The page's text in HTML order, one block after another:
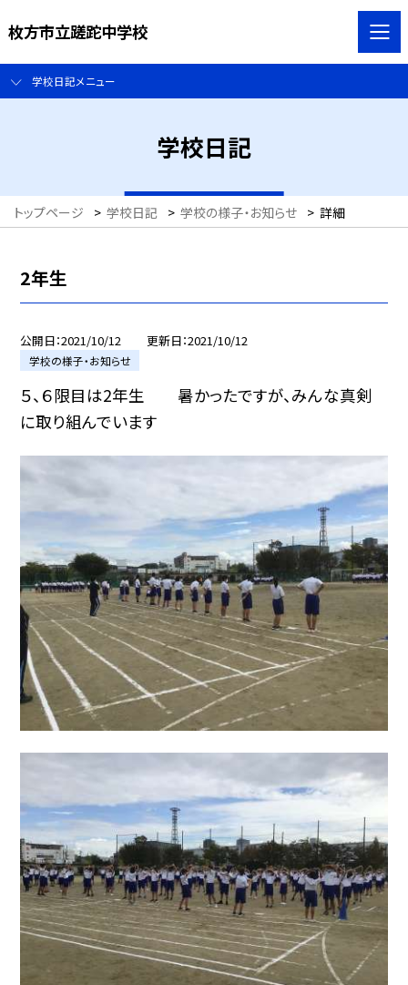
枚方市立蹉跎中学校
学校日記メニュー
学校日記
トップページ > 学校日記 > 学校の様子・お知らせ > 詳細
2年生
公開日 2021/10/12 更新日 2021/10/12
学校の様子・お知らせ
５、６限目は2年生 暑かったですが、みんな真剣
に取り組んでいます